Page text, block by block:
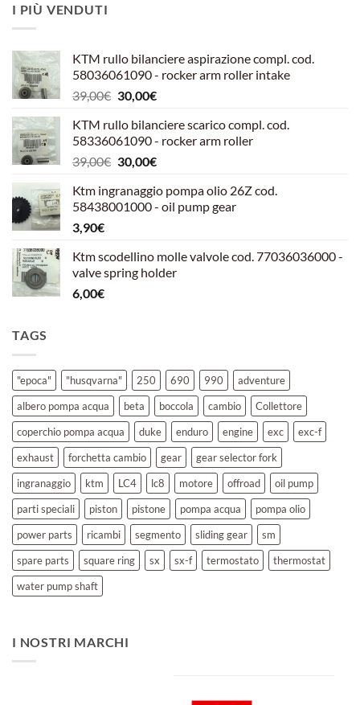
I PIÙ VENDUTI
KTM rullo bilanciere aspirazione compl. cod.
58036061090 - rocker arm roller intake
39,00€ Il
originale
era:
39,00€.
30,00€Il
attuale
è:
30,00€.
KTM rullo bilanciere scarico compl. cod.
58336061090 - rocker arm roller
39,00€ Il
originale
era:
30,00€Il
attuale
è:
Ktm ingranaggio pompa olio 26Z cod.
58438001000 - oil pump gear
3,90€
Ktm scodellino molle valvole cod. 77036036000 -
valve spring holder
6,00€
TAGS
"epoca" "husqvarna" 250 690 990
adventure
albero pompa acqua
beta boccola cambio
Collettore
coperchio pompa acqua
duke enduro engine exc
exc-f
exhaust
forchetta cambio gear
gear selector fork
ingranaggio
ktm LC4 lc8 motore offroad
oil pump
parti speciali
piston pistone pompa acqua
pompa olio
power parts
ricambi segmento sliding gear
sm
spare parts
square ring sx sx-f termostato
thermostat
water pump shaft
I NOSTRI MARCHI